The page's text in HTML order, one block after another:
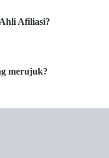
Afiliasi?
merujuk?